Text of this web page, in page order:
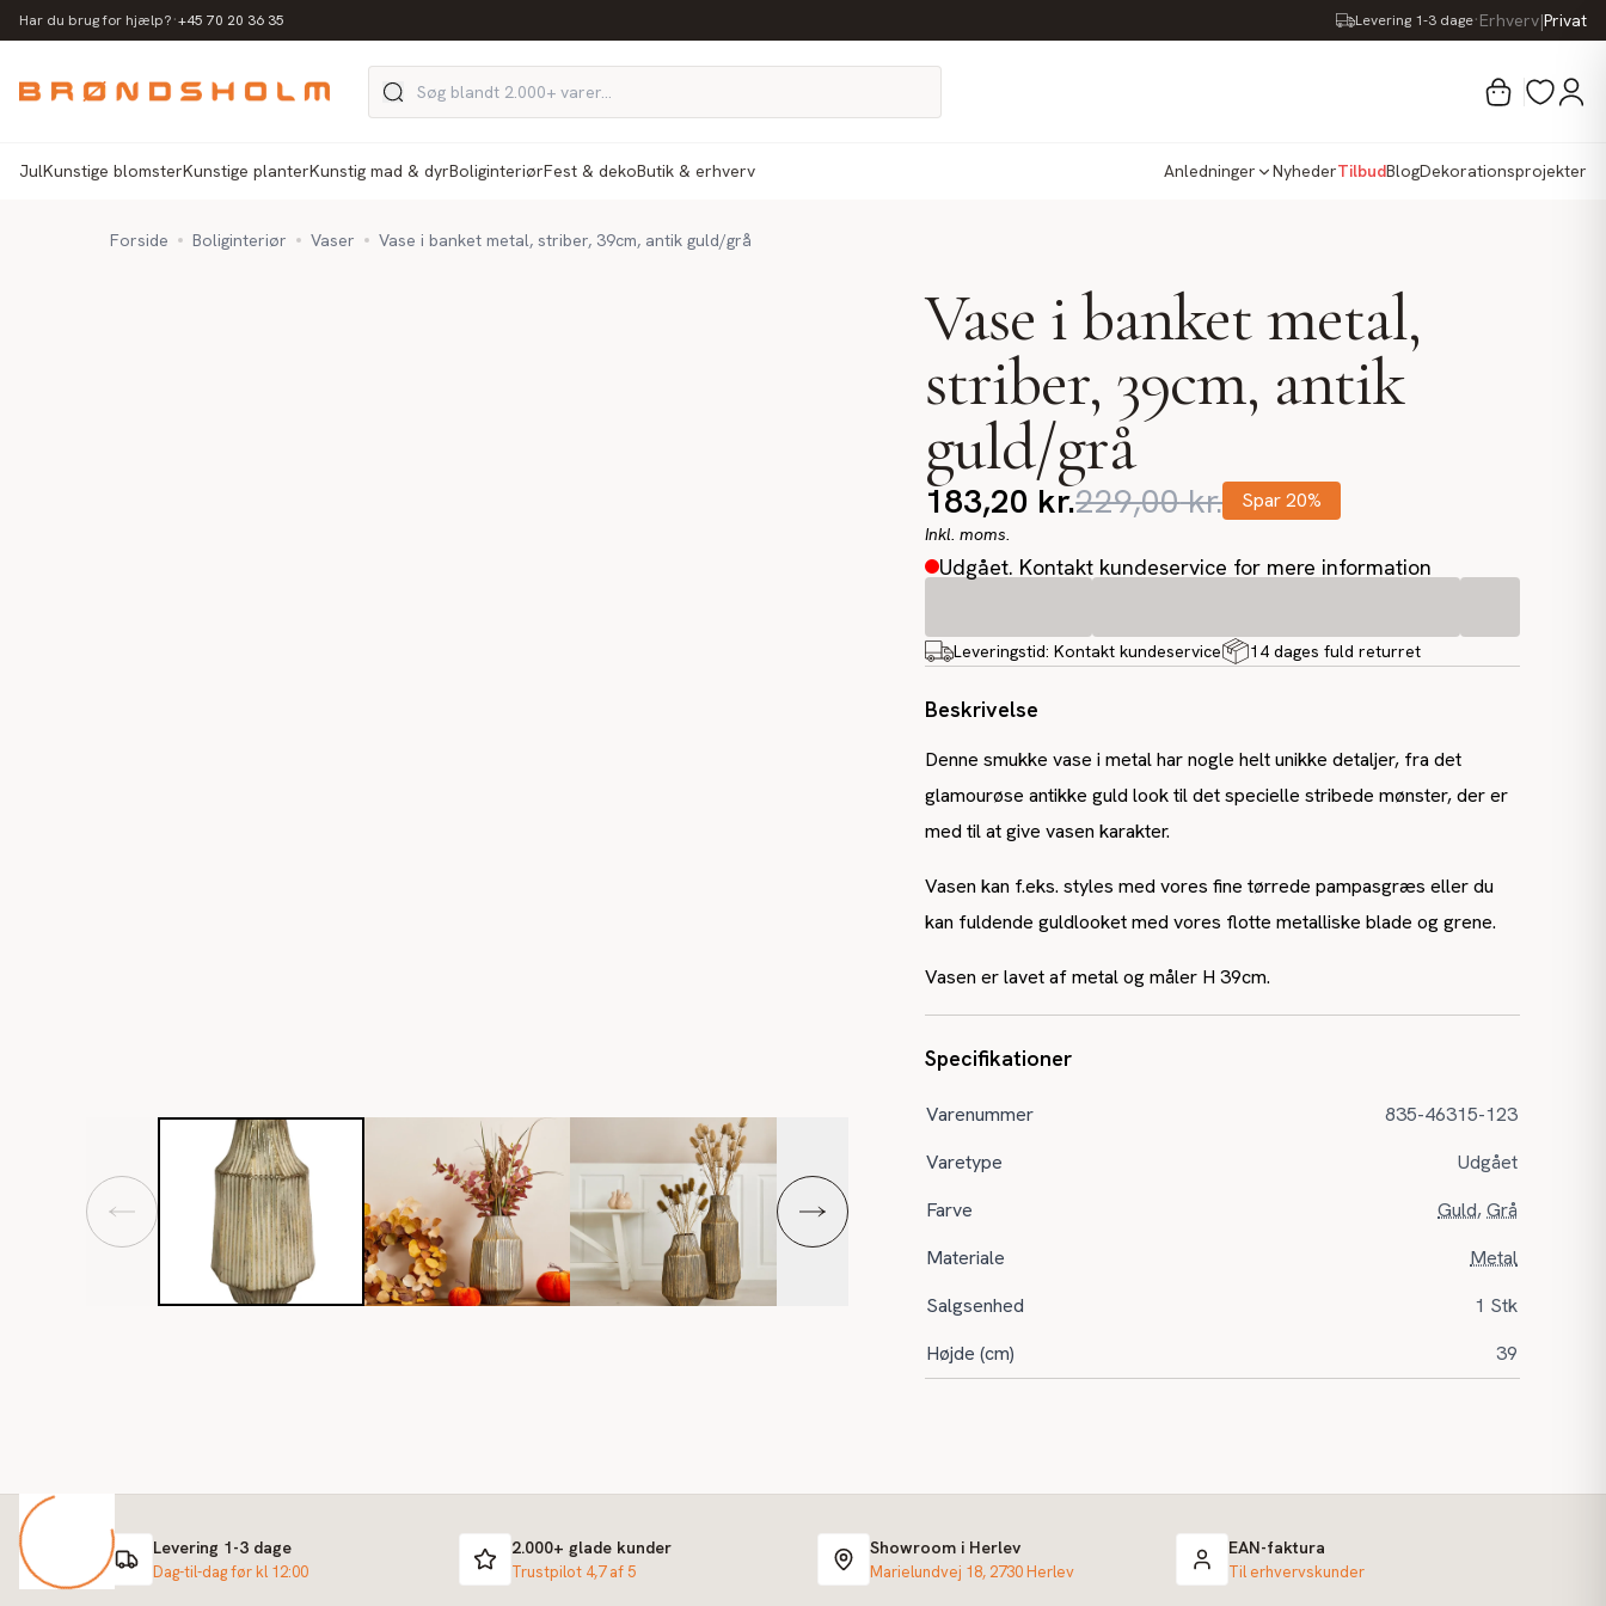
Har du brug for hjælp?·+45 70 20 36 35 Levering 1-3 dage·Erhverv|Privat
JulKunstige blomsterKunstige planterKunstig mad & dyrBoliginteriørFest & dekoButik & erhverv Anledninger NyhederTilbudBlogDekorationsprojekter
Forside Boliginteriør Vaser Vase i banket metal, striber, 39cm, antik guld/grå
Vase i banket metal,
striber, 39cm, antik
guld/grå
183,20 kr.229,00kr. Spar20%
Inkl. moms.
Udgået. Kontakt kundeservice for mere information
Leveringstid:Kontakt kundeservice 14 dages fuld returret
Beskrivelse
Denne smukke vase i metal har nogle helt unikke detaljer, fra det
glamourøse antikke guld look til det specielle stribede mønster, der er
med til at give vasen karakter.
Vasen kan f.eks. styles med vores fine tørrede pampasgræs eller du
kan fuldende guldlooket med vores flotte metalliske blade og grene.
Vasen er lavet af metal og måler H 39cm.
Specifikationer
Varenummer
835-46315-123
Varetype
Udgået
Farve
Guld,Grå
Materiale
Metal
Salgsenhed
1 Stk
Højde (cm)
39
Levering 1-3 dage
Dag-til-dag før kl 12:00
2.000+ glade kunder
Trustpilot 4,7 af 5
Showroom i Herlev
Marielundvej 18, 2730 Herlev
EAN-faktura
Til erhvervskunder